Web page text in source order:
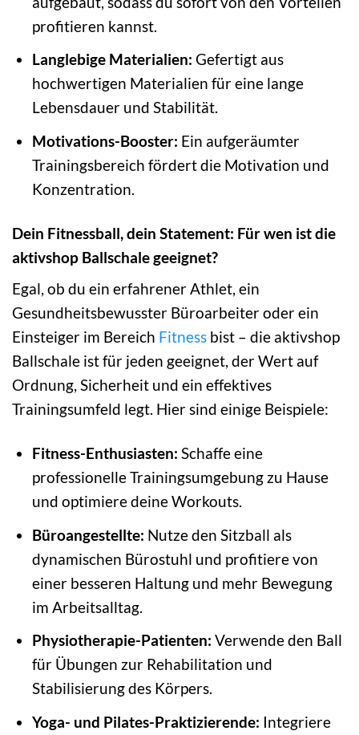
profitieren kannst.
Langlebige Materialien: Gefertigt aus
hochwertigen Materialien für eine lange
Lebensdauer und Stabilität.
Motivations-Booster: Ein aufgeräumter
Trainingsbereich fördert die Motivation und
Konzentration.
Dein Fitnessball, dein Statement: Für wen ist die
aktivshop Ballschale geeignet?
Egal, ob du ein erfahrener Athlet, ein
Gesundheitsbewusster Büroarbeiter oder ein
Einsteiger im Bereich Fitness bist – die aktivshop
Ballschale ist für jeden geeignet, der Wert auf
Ordnung, Sicherheit und ein effektives
Trainingsumfeld legt. Hier sind einige Beispiele:
Fitness-Enthusiasten: Schaffe eine
professionelle Trainingsumgebung zu Hause
und optimiere deine Workouts.
Büroangestellte: Nutze den Sitzball als
dynamischen Bürostuhl und profitiere von
einer besseren Haltung und mehr Bewegung
im Arbeitsalltag.
Physiotherapie-Patienten: Verwende den Ball
für Übungen zur Rehabilitation und
Stabilisierung des Körpers.
Yoga- und Pilates-Praktizierende: Integriere